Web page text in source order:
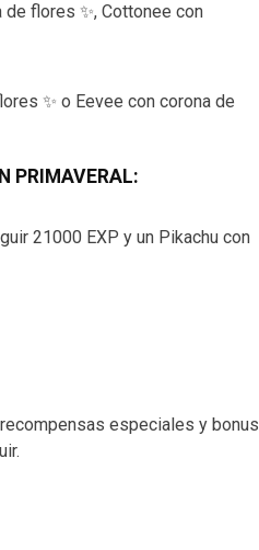
de flores ✨, Cottonee con
✨ o Eevee con corona de
PRIMAVERAL:
21000 EXP y un Pikachu con
especiales y bonus